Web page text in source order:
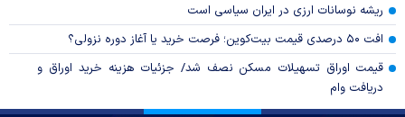
ریشه نوسانات ارزی در ایران سیاسی است
افت ۵۰ درصدی قیمت بیت‌کوین؛ فرصت خرید یا آغاز دوره نزولی؟
قیمت اوراق تسهیلات مسکن نصف شد/ جزئیات هزینه خرید اوراق و
دریافت وام